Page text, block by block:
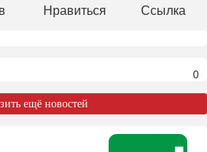
Нравиться Ссылка
0
ещё новостей